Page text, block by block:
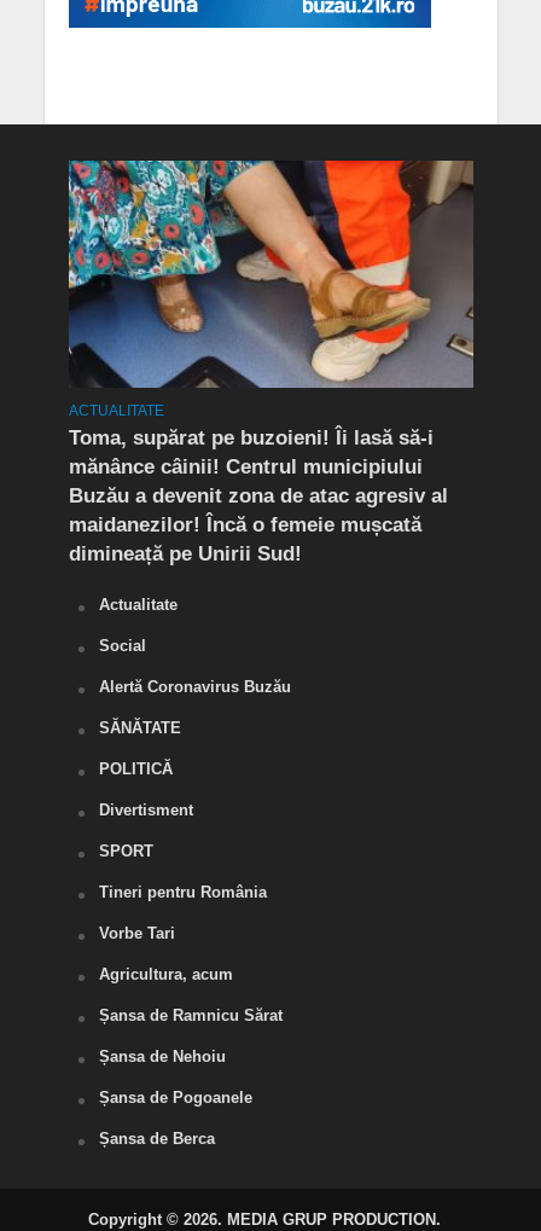
ACTUALITATE
Toma, supărat pe buzoieni! Îi lasă să-i
mănânce câinii! Centrul municipiului
Buzău a devenit zona de atac agresiv al
maidanezilor! Încă o femeie mușcată
dimineață pe Unirii Sud!
Actualitate
Social
Alertă Coronavirus Buzău
SĂNĂTATE
POLITICĂ
Divertisment
SPORT
Tineri pentru România
Vorbe Tari
Agricultura, acum
Șansa de Ramnicu Sărat
Șansa de Nehoiu
Șansa de Pogoanele
Șansa de Berca
Copyright © 2026. MEDIA GRUP PRODUCTION.